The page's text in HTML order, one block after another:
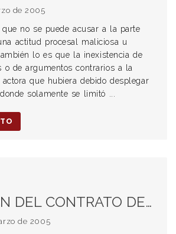
de 2005
no se puede acusar a la parte
actitud procesal maliciosa u
lo es que la inexistencia de
o de argumentos contrarios a la
que hubiera debido desplegar
solamente se limitó ...
sanitaria que se negara a armar cama de ingreso. Aval prestado por la entidad gremial. Creencia de que se actuaba en defensa de sus derechos. SECRETARIA DE ESTADO DE TRABAJO. Dictámenes no vinculantes para el juzgador.
de 2005